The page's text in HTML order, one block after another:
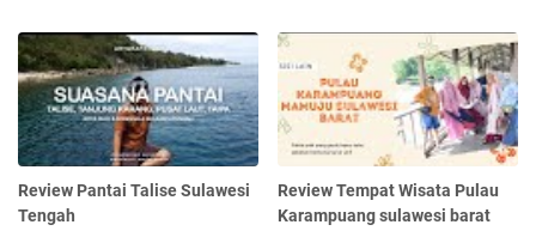
Review Pantai Talise Sulawesi
Tengah
Review Tempat Wisata Pulau
Karampuang sulawesi barat